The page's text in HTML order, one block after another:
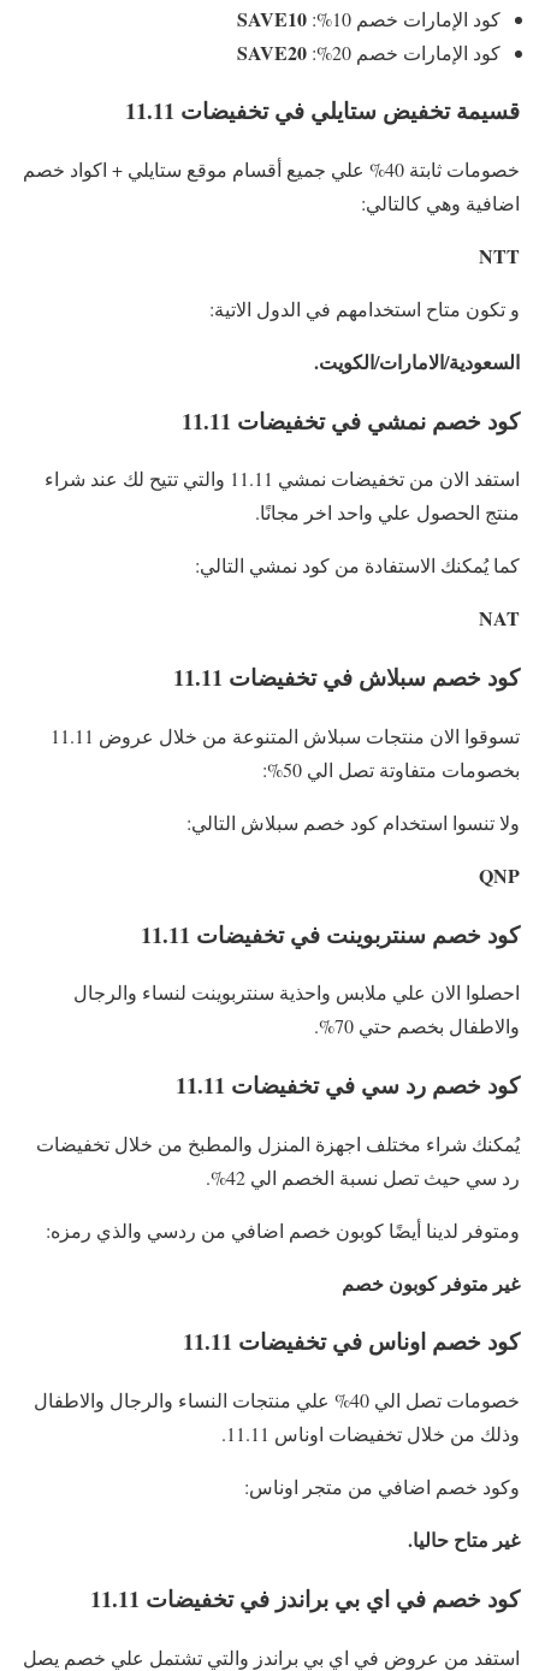
كود الإمارات خصم 10%: SAVE10
كود الإمارات خصم 20%: SAVE20
قسيمة تخفيض ستايلي في تخفيضات 11.11
خصومات ثابتة 40% علي جميع أقسام موقع ستايلي + اكواد خصم
اضافية وهي كالتالي:
NTT
و تكون متاح استخدامهم في الدول الاتية:
السعودية/الامارات/الكويت.
كود خصم نمشي في تخفيضات 11.11
استفد الان من تخفيضات نمشي 11.11 والتي تتيح لك عند شراء
منتج الحصول علي واحد اخر مجانًا.
كما يُمكنك الاستفادة من كود نمشي التالي:
NAT
كود خصم سبلاش في تخفيضات 11.11
تسوقوا الان منتجات سبلاش المتنوعة من خلال عروض 11.11
بخصومات متفاوتة تصل الي 50%:
ولا تنسوا استخدام كود خصم سبلاش التالي:
QNP
كود خصم سنتربوينت في تخفيضات 11.11
احصلوا الان علي ملابس واحذية سنتربوينت لنساء والرجال
والاطفال بخصم حتي 70%.
كود خصم رد سي في تخفيضات 11.11
يُمكنك شراء مختلف اجهزة المنزل والمطبخ من خلال تخفيضات
رد سي حيث تصل نسبة الخصم الي 42%.
ومتوفر لدينا أيضًا كوبون خصم اضافي من ردسي والذي رمزه:
غير متوفر كوبون خصم
كود خصم اوناس في تخفيضات 11.11
خصومات تصل الي 40% علي منتجات النساء والرجال والاطفال
وذلك من خلال تخفيضات اوناس 11.11.
وكود خصم اضافي من متجر اوناس:
غير متاح حاليا.
كود خصم في اي بي براندز في تخفيضات 11.11
استفد من عروض في اي بي براندز والتي تشتمل علي خصم يصل